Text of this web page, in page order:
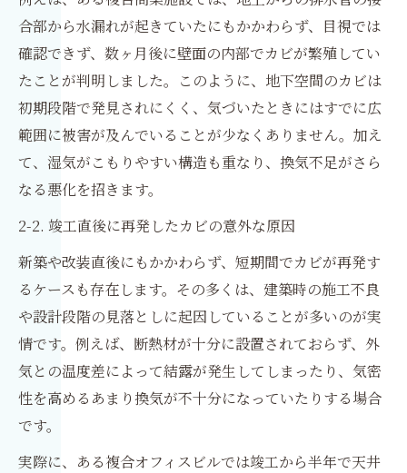
合部から水漏れが起きていたにもかかわらず、目視では
確認できず、数ヶ月後に壁面の内部でカビが繁殖してい
たことが判明しました。このように、地下空間のカビは
初期段階で発見されにくく、気づいたときにはすでに広
範囲に被害が及んでいることが少なくありません。加え
て、湿気がこもりやすい構造も重なり、換気不足がさら
なる悪化を招きます。
2-2. 竣工直後に再発したカビの意外な原因
新築や改装直後にもかかわらず、短期間でカビが再発す
るケースも存在します。その多くは、建築時の施工不良
や設計段階の見落としに起因していることが多いのが実
情です。例えば、断熱材が十分に設置されておらず、外
気との温度差によって結露が発生してしまったり、気密
性を高めるあまり換気が不十分になっていたりする場合
です。
実際に、ある複合オフィスビルでは竣工から半年で天井